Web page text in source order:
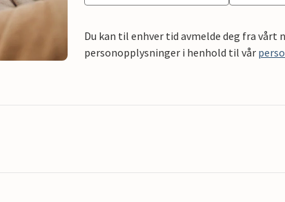
Du kan til enhver tid avmelde deg fra vårt
personopplysninger i henhold til vår